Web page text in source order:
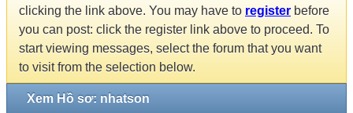
clicking the link above. You may have to register before
you can post: click the register link above to proceed. To
start viewing messages, select the forum that you want
to visit from the selection below.
Xem Hồ sơ: nhatson